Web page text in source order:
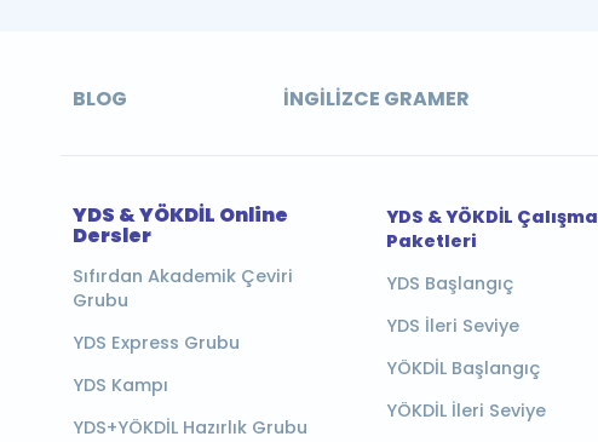
BLOG İNGILIZCE GRAMER
YDS & YÖKDİL Online
Dersler
Sıfırdan Akademik Çeviri
Grubu
YDS Express Grubu
YDS Kampı
YDS+YÖKDİL Hazırlık Grubu
YDS & YÖKDİL Çalışma
Paketleri
YDS Başlangıç
YDS İleri Seviye
YÖKDİL Başlangıç
YÖKDİL İleri Seviye